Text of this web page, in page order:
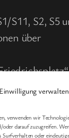
Einwilligung verwalten
verwenden wir
darauf zuzugreifen.
oder
S11, S2, S5
über